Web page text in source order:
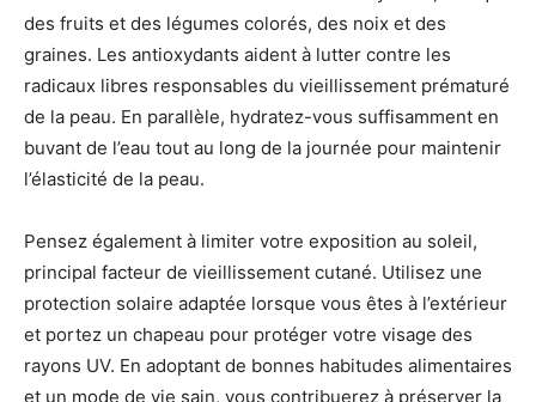
des fruits et des légumes colorés, des noix et des
graines. Les antioxydants aident à lutter contre les
radicaux libres responsables du vieillissement prématuré
de la peau. En parallèle, hydratez-vous suffisamment en
buvant de l’eau tout au long de la journée pour maintenir
l’élasticité de la peau.
Pensez également à limiter votre exposition au soleil,
principal facteur de vieillissement cutané. Utilisez une
protection solaire adaptée lorsque vous êtes à l’extérieur
et portez un chapeau pour protéger votre visage des
rayons UV. En adoptant de bonnes habitudes alimentaires
et un mode de vie sain, vous contribuerez à préserver la